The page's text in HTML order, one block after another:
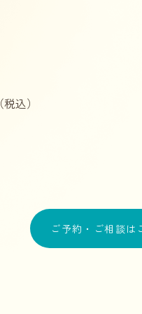
（税込）
ご予約・ご相談は